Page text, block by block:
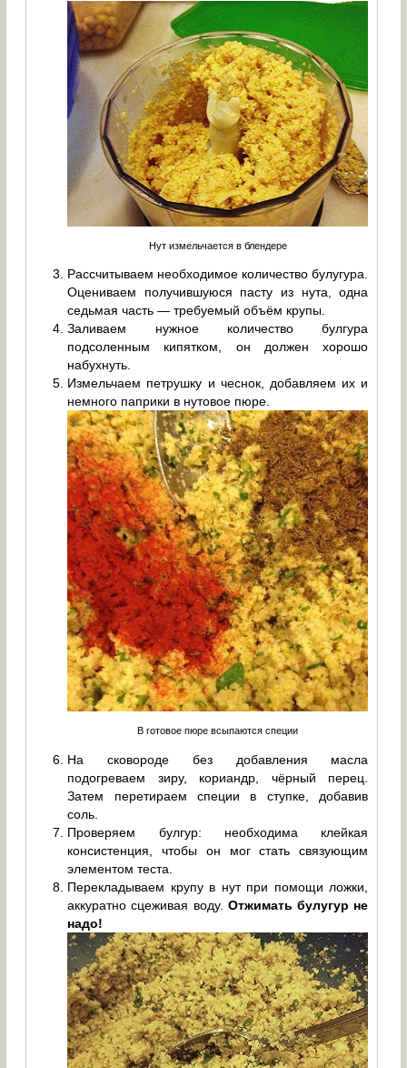
Нут измельчается в блендере
Рассчитываем необходимое количество булугура.
Оцениваем получившуюся пасту из нута, одна
седьмая часть — требуемый объём крупы.
Заливаем нужное количество булгура
подсоленным кипятком, он должен хорошо
набухнуть.
Измельчаем петрушку и чеснок, добавляем их и
немного паприки в нутовое пюре.
В готовое пюре всыпаются специи
На сковороде без добавления масла
подогреваем зиру, кориандр, чёрный перец.
Затем перетираем специи в ступке, добавив
соль.
Проверяем булгур: необходима клейкая
консистенция, чтобы он мог стать связующим
элементом теста.
Перекладываем крупу в нут при помощи ложки,
аккуратно сцеживая воду. Отжимать булугур не
надо!